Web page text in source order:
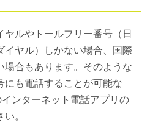
ルやトールフリー番号（日
イヤル）しかない場合、国際
場合もあります。そのような
にも電話することが可能な
インターネット電話アプリの
。